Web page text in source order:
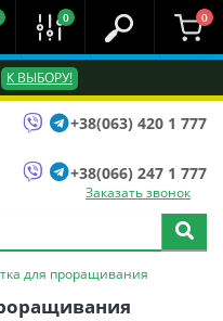
К ВЫБОРУ!
0 0
+38(063) 420 1 777
+38(066) 247 1 777
Заказать звонок
для проращивания